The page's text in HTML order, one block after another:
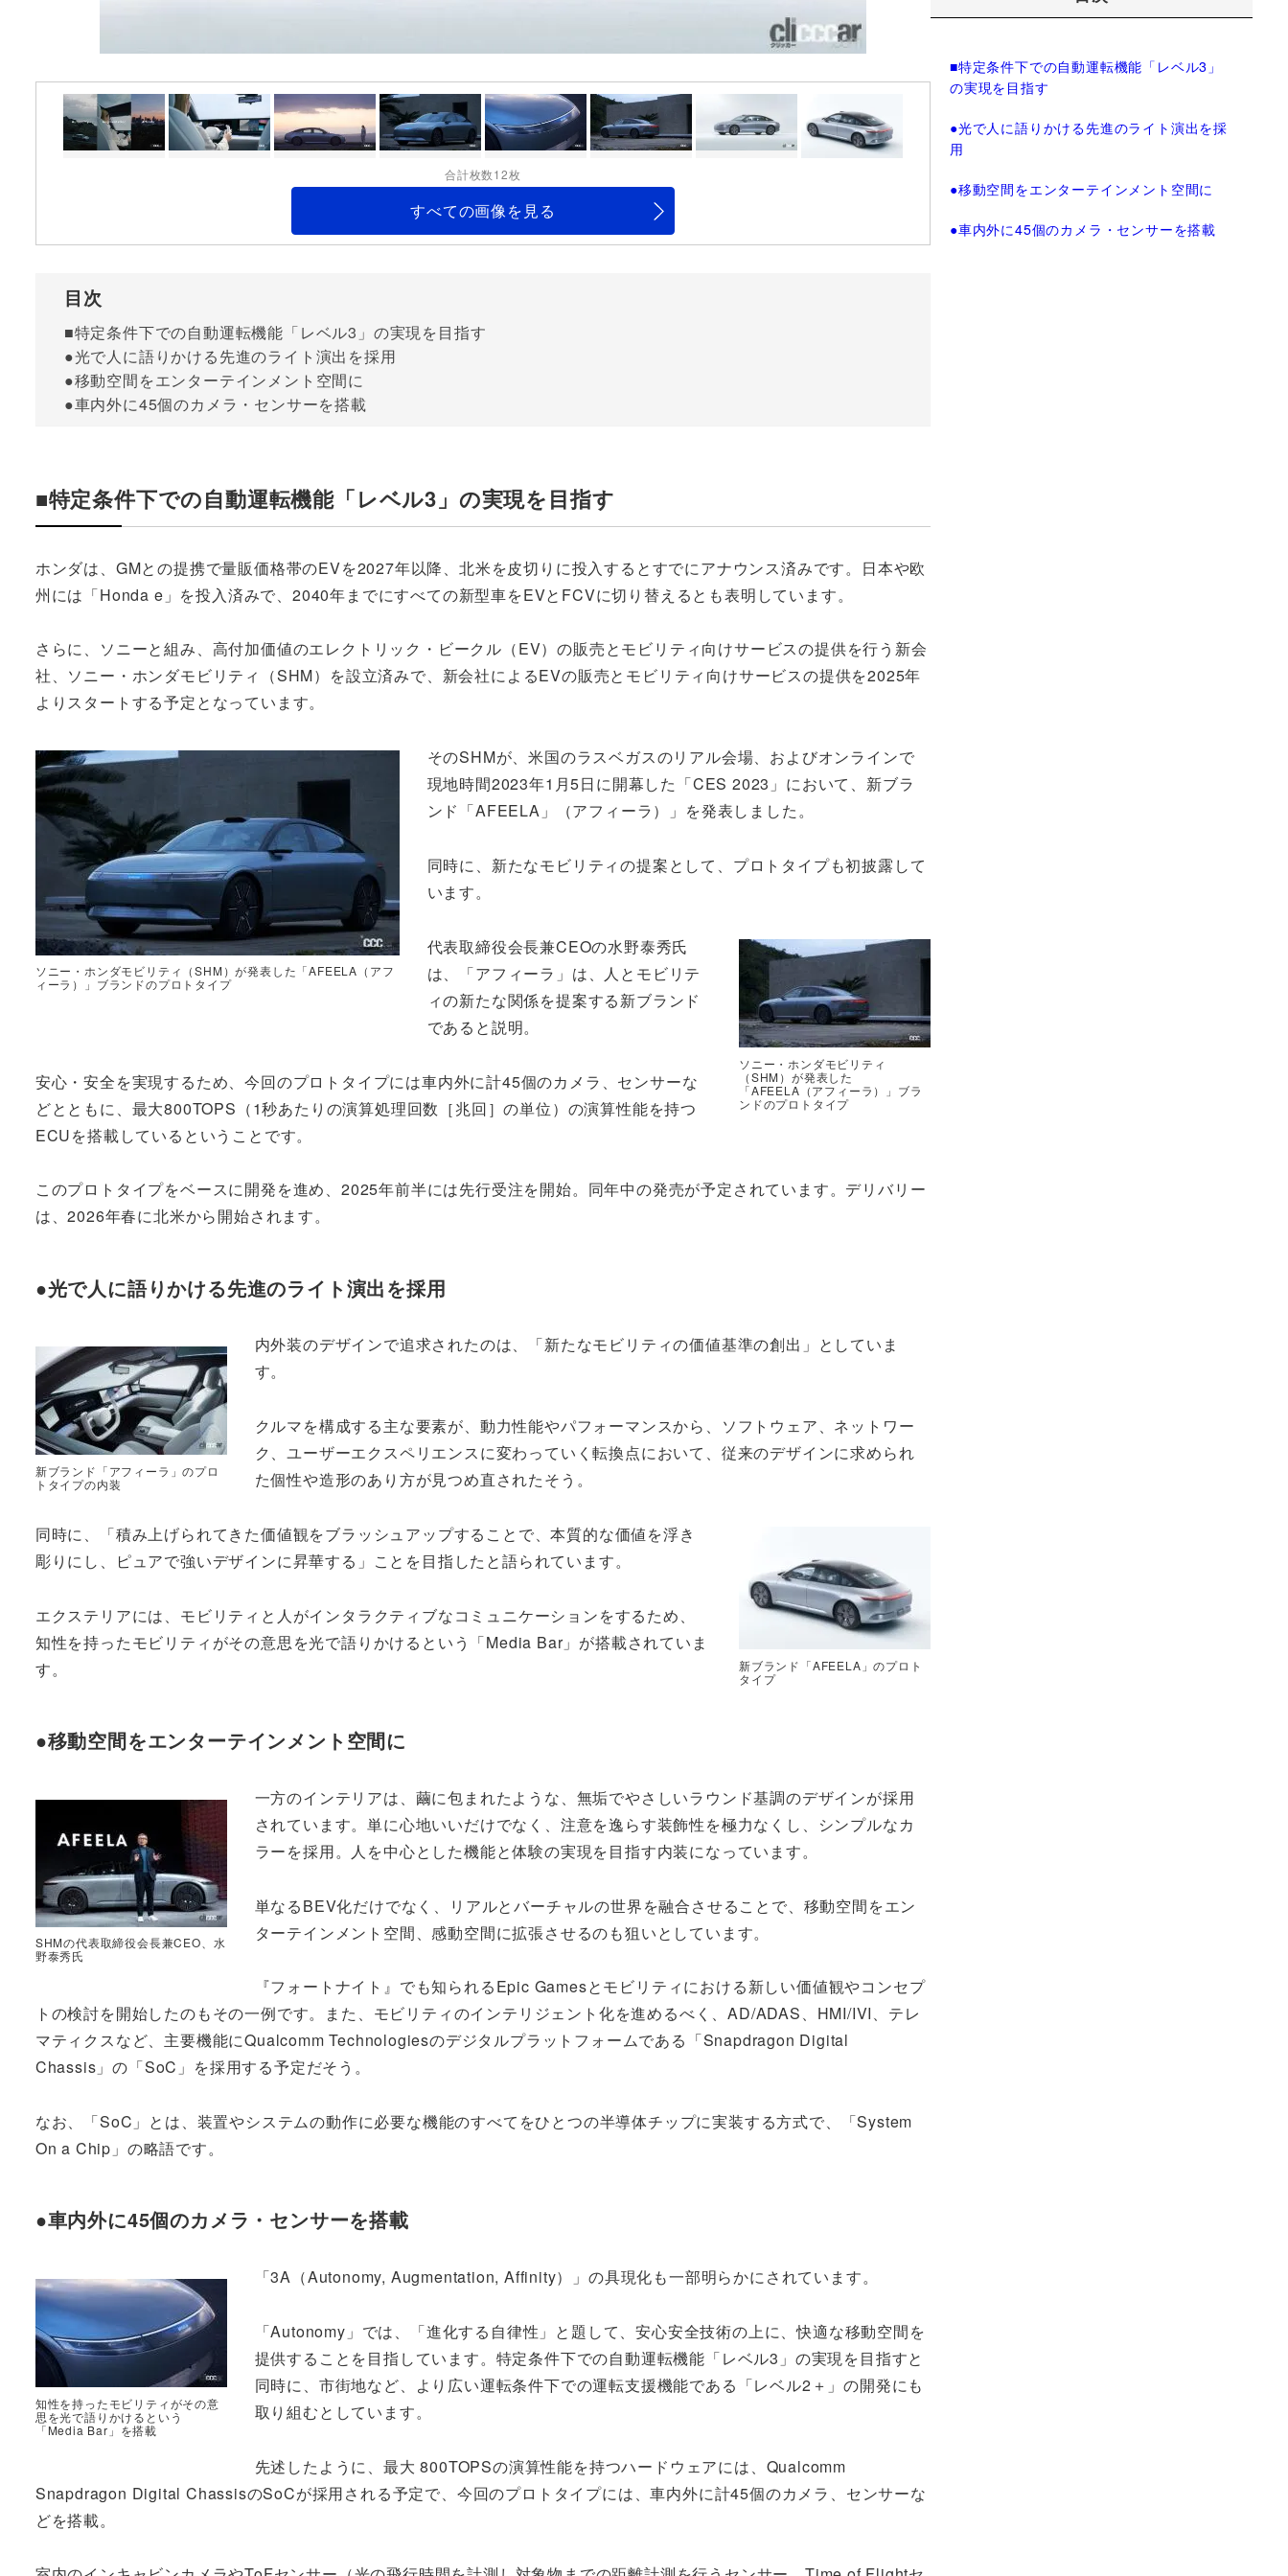
合計枚数12枚
すべての画像を見る
目次
■特定条件下での自動運転機能「レベル3」の実現を目指す
●光で人に語りかける先進のライト演出を採用
●移動空間をエンターテインメント空間に
●車内外に45個のカメラ・センサーを搭載
■特定条件下での自動運転機能「レベル3」の実現を目指す
ホンダは、GMとの提携で量販価格帯のEVを2027年以降、北米を皮切りに投入するとすでにアナウンス済みです。日本や欧
州には「Honda e」を投入済みで、2040年までにすべての新型車をEVとFCVに切り替えるとも表明しています。
さらに、ソニーと組み、高付加価値のエレクトリック・ビークル（EV）の販売とモビリティ向けサービスの提供を行う新会
社、ソニー・ホンダモビリティ（SHM）を設立済みで、新会社によるEVの販売とモビリティ向けサービスの提供を2025年
よりスタートする予定となっています。
ソニー・ホンダモビリティ（SHM）が発表した「AFEELA（アフ
ィーラ）」ブランドのプロトタイプ
そのSHMが、米国のラスベガスのリアル会場、およびオンラインで
現地時間2023年1月5日に開幕した「CES 2023」において、新ブラ
ンド「AFEELA」（アフィーラ）」を発表しました。
同時に、新たなモビリティの提案として、プロトタイプも初披露して
います。
ソニー・ホンダモビリティ
（SHM）が発表した
「AFEELA（アフィーラ）」ブラ
ンドのプロトタイプ
代表取締役会長兼CEOの水野泰秀氏
は、「アフィーラ」は、人とモビリテ
ィの新たな関係を提案する新ブランド
であると説明。
安心・安全を実現するため、今回のプロトタイプには車内外に計45個のカメラ、センサーな
どとともに、最大800TOPS（1秒あたりの演算処理回数［兆回］の単位）の演算性能を持つ
ECUを搭載しているということです。
このプロトタイプをベースに開発を進め、2025年前半には先行受注を開始。同年中の発売が予定されています。デリバリー
は、2026年春に北米から開始されます。
●光で人に語りかける先進のライト演出を採用
新ブランド「アフィーラ」のプロ
トタイプの内装
内外装のデザインで追求されたのは、「新たなモビリティの価値基準の創出」としていま
す。
クルマを構成する主な要素が、動力性能やパフォーマンスから、ソフトウェア、ネットワー
ク、ユーザーエクスペリエンスに変わっていく転換点において、従来のデザインに求められ
た個性や造形のあり方が見つめ直されたそう。
新ブランド「AFEELA」のプロト
タイプ
同時に、「積み上げられてきた価値観をブラッシュアップすることで、本質的な価値を浮き
彫りにし、ピュアで強いデザインに昇華する」ことを目指したと語られています。
エクステリアには、モビリティと人がインタラクティブなコミュニケーションをするため、
知性を持ったモビリティがその意思を光で語りかけるという「Media Bar」が搭載されていま
す。
●移動空間をエンターテインメント空間に
SHMの代表取締役会長兼CEO、水
野泰秀氏
一方のインテリアは、繭に包まれたような、無垢でやさしいラウンド基調のデザインが採用
されています。単に心地いいだけでなく、注意を逸らす装飾性を極力なくし、シンプルなカ
ラーを採用。人を中心とした機能と体験の実現を目指す内装になっています。
単なるBEV化だけでなく、リアルとバーチャルの世界を融合させることで、移動空間をエン
ターテインメント空間、感動空間に拡張させるのも狙いとしています。
『フォートナイト』でも知られるEpic Gamesとモビリティにおける新しい価値観やコンセプ
トの検討を開始したのもその一例です。また、モビリティのインテリジェント化を進めるべく、AD/ADAS、HMI/IVI、テレ
マティクスなど、主要機能にQualcomm Technologiesのデジタルプラットフォームである「Snapdragon Digital
Chassis」の「SoC」を採用する予定だそう。
なお、「SoC」とは、装置やシステムの動作に必要な機能のすべてをひとつの半導体チップに実装する方式で、「System
On a Chip」の略語です。
●車内外に45個のカメラ・センサーを搭載
知性を持ったモビリティがその意
思を光で語りかけるという
「Media Bar」を搭載
「3A（Autonomy, Augmentation, Affinity）」の具現化も一部明らかにされています。
「Autonomy」では、「進化する自律性」と題して、安心安全技術の上に、快適な移動空間を
提供することを目指しています。特定条件下での自動運転機能「レベル3」の実現を目指すと
同時に、市街地など、より広い運転条件下での運転支援機能である「レベル2＋」の開発にも
取り組むとしています。
先述したように、最大 800TOPSの演算性能を持つハードウェアには、Qualcomm
Snapdragon Digital ChassisのSoCが採用される予定で、今回のプロトタイプには、車内外に計45個のカメラ、センサーな
どを搭載。
■特定条件下での自動運転機能「レベル3」
の実現を目指す
●光で人に語りかける先進のライト演出を採
用
●移動空間をエンターテインメント空間に
●車内外に45個のカメラ・センサーを搭載